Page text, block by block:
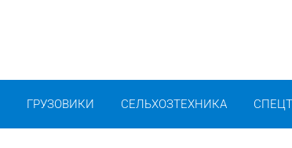
ГРУЗОВИКИ СЕЛЬХОЗТЕХНИКА